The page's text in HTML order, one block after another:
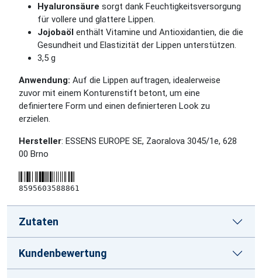
Hyaluronsäure sorgt dank Feuchtigkeitsversorgung
für vollere und glattere Lippen.
Jojobaöl enthält Vitamine und Antioxidantien, die die
Gesundheit und Elastizität der Lippen unterstützen.
3,5 g
Anwendung: Auf die Lippen auftragen, idealerweise
zuvor mit einem Konturenstift betont, um eine
definiertere Form und einen definierteren Look zu
erzielen.
Hersteller: ESSENS EUROPE SE, Zaoralova 3045/1e, 628
00 Brno
8595603588861
Zutaten
Kundenbewertung